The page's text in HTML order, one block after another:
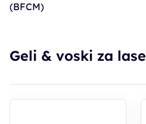
(BFCM)
Geli & voski za lase